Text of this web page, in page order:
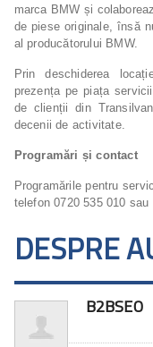
marca BMW și
de piese originale, însă
al producătorului BMW.
Prin deschiderea
prezența pe piața
de clienții din
decenii de activitate.
Programări și contact
Programările pentru
telefon 0720 535 010
DESPRE
B2BSEO